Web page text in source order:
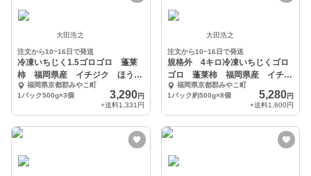
大田浩之
注文から10~16日で発送
冷凍いちじく1.5ゴロゴロ 蓬莱
柿 福岡県産 イチジク ほうら
い シャーベット
福岡県京都郡みやこ町
1パック500g×3個
3,290円
+送料1,331円
大田浩之
注文から10~16日で発送
規格外 4キロ冷凍いちじくゴロ
ゴロ 蓬莱柿 福岡県産 イチジ
ク ほうらい
福岡県京都郡みやこ町
1パック約500g×8個
5,280円
+送料1,600円